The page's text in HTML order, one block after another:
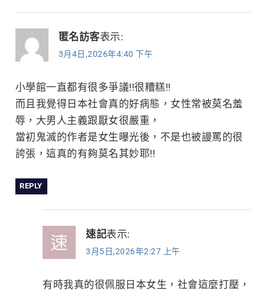
匿名訪客表示:
3月4日,2026年4:40 下午
小學館一直都有很多爭議!!很糟糕!!
而且我覺得日本社會真的好病態，女性常被莫名羞
辱，大男人主義跟厭女很嚴重，
當初鬼滅的作者是女生曝光後，不是也被謾罵的很
誇張，這真的有夠莫名其妙耶!!
REPLY
速記表示:
3月5日,2026年2:27 上午
有時我真的很佩服日本女生，社會這麼打壓，